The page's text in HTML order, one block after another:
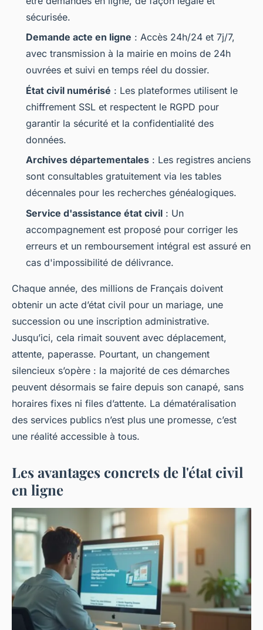
sécurisée.
Demande acte en ligne : Accès 24h/24 et 7j/7,
avec transmission à la mairie en moins de 24h
ouvrées et suivi en temps réel du dossier.
État civil numérisé : Les plateformes utilisent le
chiffrement SSL et respectent le RGPD pour
garantir la sécurité et la confidentialité des
données.
Archives départementales : Les registres anciens
sont consultables gratuitement via les tables
décennales pour les recherches généalogiques.
Service d'assistance état civil : Un
accompagnement est proposé pour corriger les
erreurs et un remboursement intégral est assuré en
cas d'impossibilité de délivrance.
Chaque année, des millions de Français doivent
obtenir un acte d’état civil pour un mariage, une
succession ou une inscription administrative.
Jusqu’ici, cela rimait souvent avec déplacement,
attente, paperasse. Pourtant, un changement
silencieux s’opère : la majorité de ces démarches
peuvent désormais se faire depuis son canapé, sans
horaires fixes ni files d’attente. La dématéralisation
des services publics n’est plus une promesse, c’est
une réalité accessible à tous.
Les avantages concrets de l'état civil
en ligne